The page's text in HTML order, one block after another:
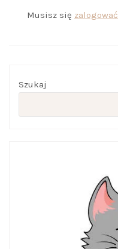
Musisz się zalogować
Szukaj